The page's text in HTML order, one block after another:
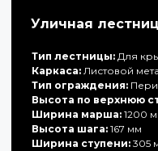
Уличная
Тип лестницы: Для
Каркаса: Листовой
Тип ограждения:
Высота по верхнюю
Ширина марша: 1200
Высота шага: 167 мм
Ширина ступени: 305